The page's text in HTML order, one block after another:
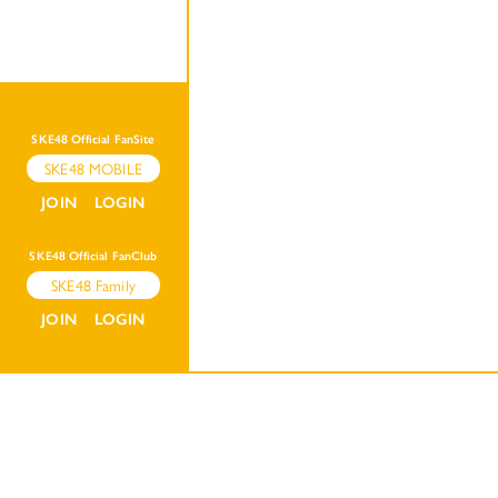
SKE48 Official FanSite
SKE48 MOBILE
JOIN LOGIN
SKE48 Official FanClub
SKE48 Family
JOIN LOGIN